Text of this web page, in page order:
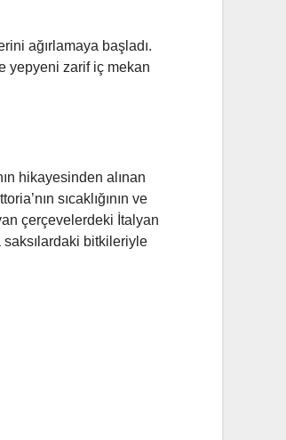
ağırlamaya başladı.
yepyeni zarif iç mekan
hikayesinden alınan
sıcaklığının ve
çerçevelerdeki İtalyan
saksılardaki bitkileriyle